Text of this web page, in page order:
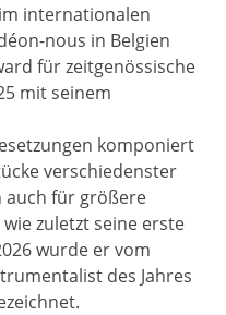
internationalen
nous in Belgien
für zeitgenössische
mit seinem
komponiert
verschiedenster
auch für größere
zuletzt seine erste
wurde er vom
des Jahres